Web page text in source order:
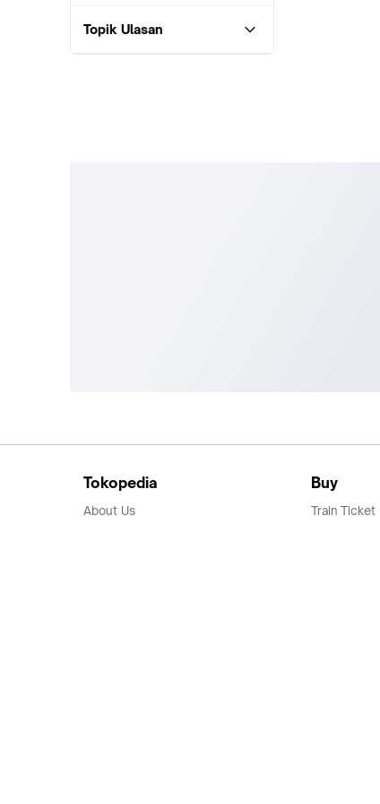
Topik Ulasan
Tokopedia
About Us
Buy
Train Ticket